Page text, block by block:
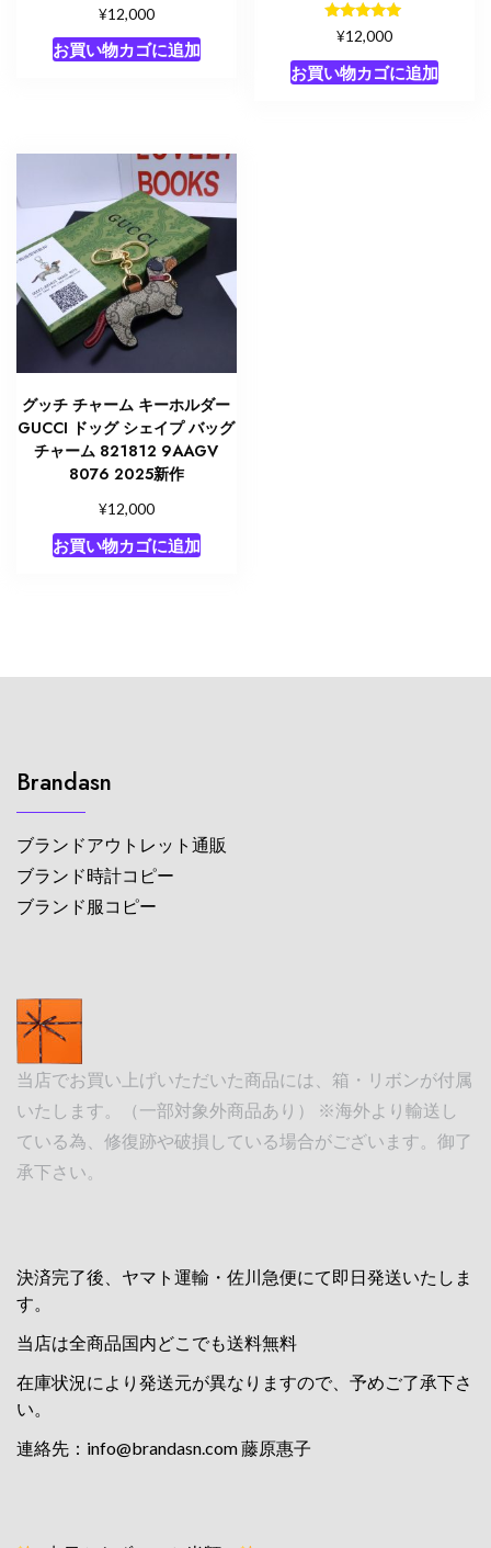
¥12,000
お買い物カゴに追加
5段階中
5.00
の評価
¥12,000
お買い物カゴに追加
グッチ チャーム キーホルダー
GUCCI ドッグ シェイプ バッグ
チャーム ‎821812 9AAGV
8076 2025新作
¥12,000
お買い物カゴに追加
Brandasn
ブランドアウトレット通販
ブランド時計コピー
ブランド服コピー
当店でお買い上げいただいた商品には、箱・リボンが付属
いたします。（一部対象外商品あり） ※海外より輸送し
ている為、修復跡や破損している場合がございます。御了
承下さい。
決済完了後、ヤマト運輸・佐川急便にて即日発送いたしま
す。
当店は全商品国内どこでも送料無料
在庫状況により発送元が異なりますので、予めご了承下さ
い。
連絡先： info@brandasn.com藤原惠子